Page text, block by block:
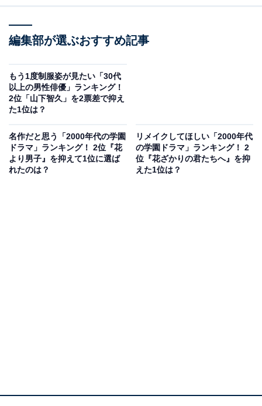
んなど今では主演級の俳優も数多く出演。2019年放送の
版の制作が期待されています。
回答者からは「面白いから。リメイクは木村拓哉にして
員変わったものも見てみたいからです」（30代女性／埼
玉県）、「観る人みんなに考えさせられるテーマを取り
上げていて、いつの時代も若者に観て欲しいと思いま
編集部が選ぶおすすめ記事
もう1度制服姿が見たい「30代
以上の男性俳優」ランキング！
2位「山下智久」を2票差で抑え
た1位は？
名作だと思う「2000年代の学園
ドラマ」ランキング！ 2位『花
より男子』を抑えて1位に選ば
れたのは？
リメイクしてほしい「2000年代
の学園ドラマ」ランキング！ 2
位『花ざかりの君たちへ』を抑
えた1位は？